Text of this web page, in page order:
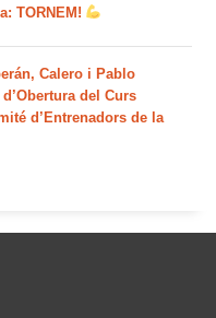
TORNEM!
Calero i Pablo
del Curs
d’Entrenadors de la